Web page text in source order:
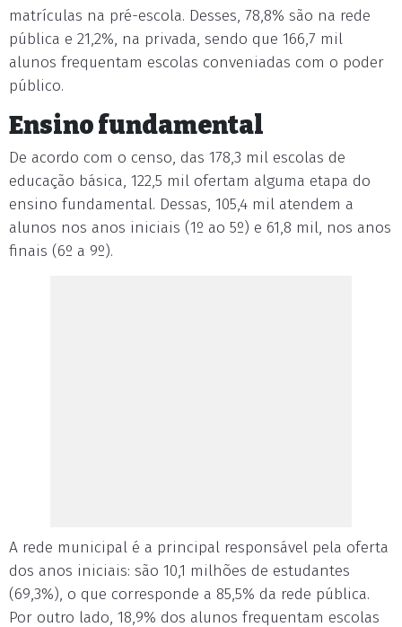
matrículas na pré-escola. Desses, 78,8% são na rede
pública e 21,2%, na privada, sendo que 166,7 mil
alunos frequentam escolas conveniadas com o poder
público.
Ensino fundamental
De acordo com o censo, das 178,3 mil escolas de
educação básica, 122,5 mil ofertam alguma etapa do
ensino fundamental. Dessas, 105,4 mil atendem a
alunos nos anos iniciais (1º ao 5º) e 61,8 mil, nos anos
finais (6º a 9º).
A rede municipal é a principal responsável pela oferta
dos anos iniciais: são 10,1 milhões de estudantes
(69,3%), o que corresponde a 85,5% da rede pública.
Por outro lado, 18,9% dos alunos frequentam escolas